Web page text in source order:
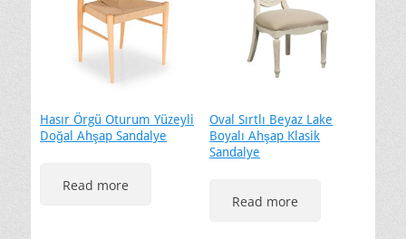
Hasır Örgü Oturum Yüzeyli
Doğal Ahşap Sandalye
Read more
Oval Sırtlı Beyaz Lake
Boyalı Ahşap Klasik
Sandalye
Read more